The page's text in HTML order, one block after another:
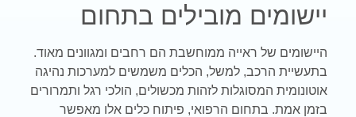
יישומים מובילים בתחום
היישומים של ראייה ממוחשבת הם רחבים ומגוונים מאוד.
בתעשיית הרכב, למשל, הכלים משמשים למערכות נהיגה
אוטונומית המסוגלות לזהות מכשולים, הולכי רגל ותמרורים
בזמן אמת. בתחום הרפואי, פיתוח כלים אלו מאפשר